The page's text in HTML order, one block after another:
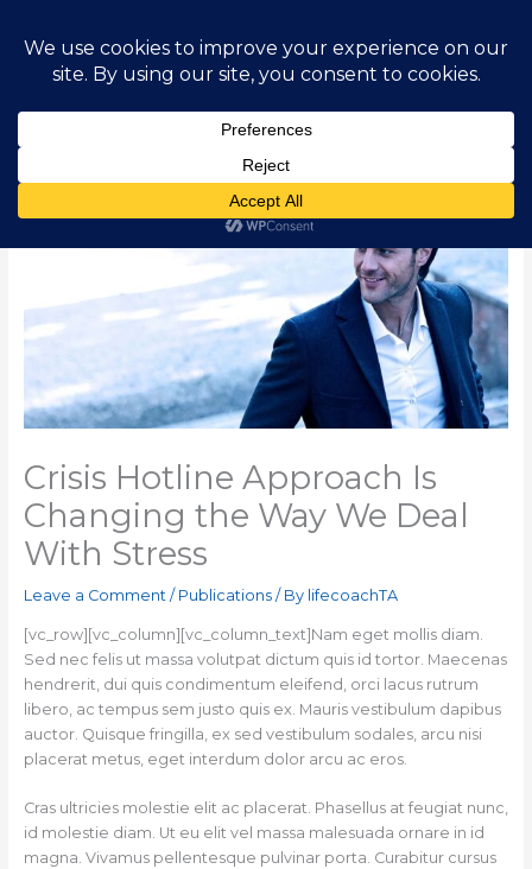
Crisis Hotline Approach Is
Changing the Way We Deal
With Stress
Leave a Comment / Publications/ By lifecoachTA
[vc_row][vc_column][vc_column_text]Nam eget mollis diam.
Sed nec felis ut massa volutpat dictum quis id tortor. Maecenas
hendrerit, dui quis condimentum eleifend, orci lacus rutrum
libero, ac tempus sem justo quis ex. Mauris vestibulum dapibus
auctor. Quisque fringilla, ex sed vestibulum sodales, arcu nisi
placerat metus, eget interdum dolor arcu ac eros.
Cras ultricies molestie elit ac placerat. Phasellus at feugiat nunc,
id molestie diam. Ut eu elit vel massa malesuada ornare in id
magna. Vivamus pellentesque pulvinar porta. Curabitur cursus